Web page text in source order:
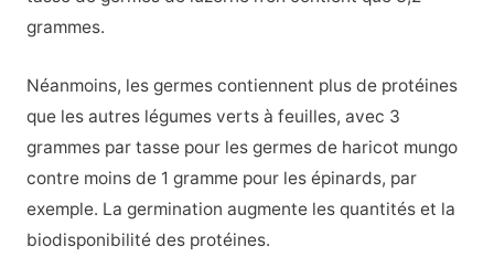
grammes.
Néanmoins, les germes contiennent plus de protéines
que les autres légumes verts à feuilles, avec 3
grammes par tasse pour les germes de haricot mungo
contre moins de 1 gramme pour les épinards, par
exemple. La germination augmente les quantités et la
biodisponibilité des protéines.